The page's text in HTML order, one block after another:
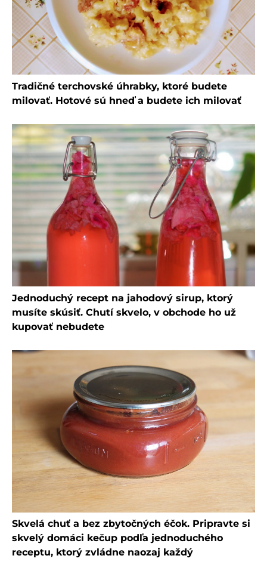
Tradičné terchovské úhrabky, ktoré budete
milovať. Hotové sú hneď a budete ich milovať
Jednoduchý recept na jahodový sirup, ktorý
musíte skúsiť. Chutí skvelo, v obchode ho už
kupovať nebudete
Skvelá chuť a bez zbytočných éčok. Pripravte si
skvelý domáci kečup podľa jednoduchého
receptu, ktorý zvládne naozaj každý